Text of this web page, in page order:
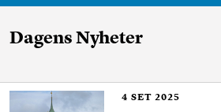
Dagens Nyheter
4 SET 2025